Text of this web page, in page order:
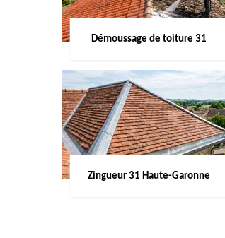
Démoussage de toiture 31
Zingueur 31 Haute-Garonne